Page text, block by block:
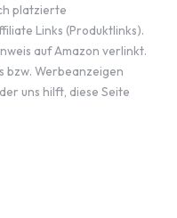
platzierte
Links (Produktlinks).
auf Amazon verlinkt.
bzw. Werbeanzeigen
uns hilft, diese Seite